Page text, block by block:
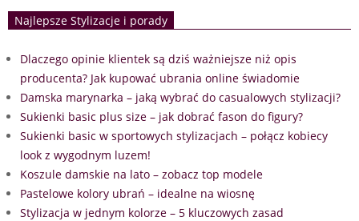
Najlepsze Stylizacje i porady
Dlaczego opinie klientek są dziś ważniejsze niż opis
producenta? Jak kupować ubrania online świadomie
Damska marynarka – jaką wybrać do casualowych stylizacji?
Sukienki basic plus size – jak dobrać fason do figury?
Sukienki basic w sportowych stylizacjach – połącz kobiecy
look z wygodnym luzem!
Koszule damskie na lato – zobacz top modele
Pastelowe kolory ubrań – idealne na wiosnę
Stylizacja w jednym kolorze – 5 kluczowych zasad